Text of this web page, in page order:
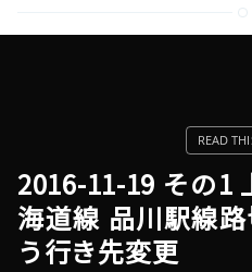
2016-11-19 その1
海道線 品川駅線
う行き先変更